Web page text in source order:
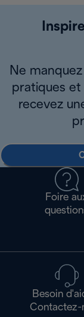
Ne
pratiques et
recevez
Foire
Besoin
Contactez-